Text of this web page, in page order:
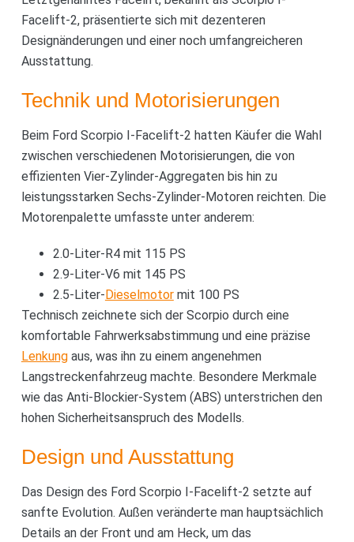
Facelift-2, präsentierte sich mit dezenteren
Designänderungen und einer noch umfangreicheren
Ausstattung.
Technik und Motorisierungen
Beim Ford Scorpio I-Facelift-2 hatten Käufer die Wahl
zwischen verschiedenen Motorisierungen, die von
effizienten Vier-Zylinder-Aggregaten bis hin zu
leistungsstarken Sechs-Zylinder-Motoren reichten. Die
Motorenpalette umfasste unter anderem:
2.0-Liter-R4 mit 115 PS
2.9-Liter-V6 mit 145 PS
2.5-Liter-Dieselmotormit 100 PS
Technisch zeichnete sich der Scorpio durch eine
komfortable Fahrwerksabstimmung und eine präzise
Lenkungaus, was ihn zu einem angenehmen
Langstreckenfahrzeug machte. Besondere Merkmale
wie das Anti-Blockier-System (ABS) unterstrichen den
hohen Sicherheitsanspruch des Modells.
Design und Ausstattung
Das Design des Ford Scorpio I-Facelift-2 setzte auf
sanfte Evolution. Außen veränderte man hauptsächlich
Details an der Front und am Heck, um das